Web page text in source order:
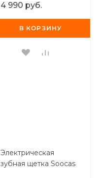
(футляр +3 насадки)
синяя
4 990 руб.
В КОРЗИНУ
Электрическая
зубная щетка Soocas